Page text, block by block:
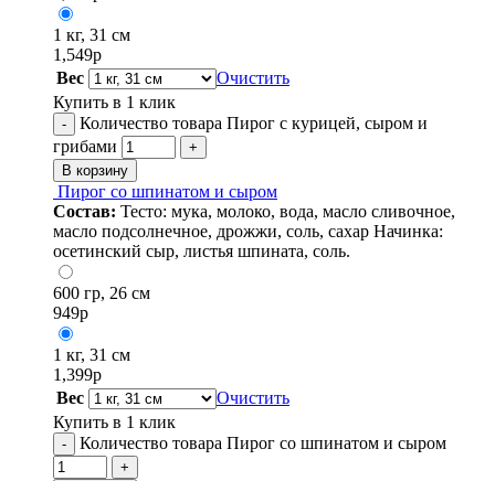
1 кг, 31 см
1,549р
Вес
Очистить
Купить в 1 клик
-
Количество товара Пирог с курицей, сыром и
грибами
+
В корзину
Пирог со шпинатом и сыром
Состав: Тесто: мука, молоко, вода, масло сливочное,
масло подсолнечное, дрожжи, соль, сахар Начинка:
осетинский сыр, листья шпината, соль.
600 гр, 26 см
949р
1 кг, 31 см
1,399р
Вес
Очистить
Купить в 1 клик
- Количество товара Пирог со шпинатом и сыром
+